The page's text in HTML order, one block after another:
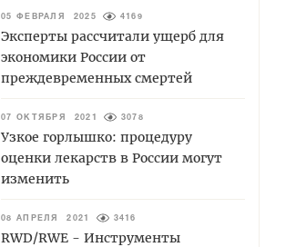
05 ФЕВРАЛЯ 2025 4169
Эксперты рассчитали ущерб для
экономики России от
преждевременных смертей
07 ОКТЯБРЯ 2021 3078
Узкое горлышко: процедуру
оценки лекарств в России могут
изменить
08 АПРЕЛЯ 2021 3416
RWD/RWE - Инструменты